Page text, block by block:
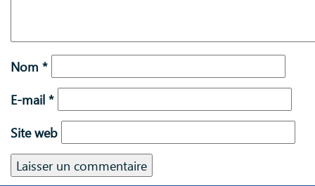
Nom *
E-mail *
Site web